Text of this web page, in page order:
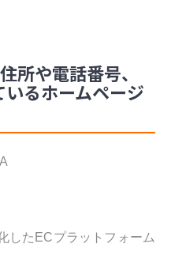
所や電話番号、
るホームページ
したECプラットフォーム